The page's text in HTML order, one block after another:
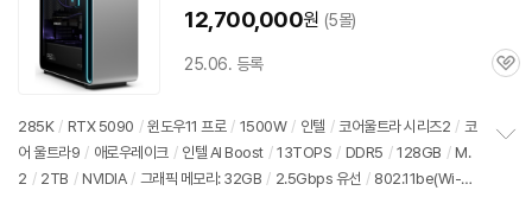
12,700,000원 (5몰)
25.06. 등록
관
285K / RTX 5090 / 윈도우11 프로 / 1500W / 인텔 / 코어울트라 시리즈2 / 코
어 울트라9 / 애로우레이크 / 인텔 AI Boost / 13TOPS / DDR5 / 128GB / M.
2 / 2TB / NVIDIA / 그래픽 메모리: 32GB / 2.5Gbps 유선 / 802.11be(Wi-Fi